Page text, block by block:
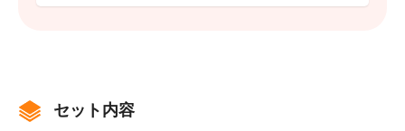
セット内容